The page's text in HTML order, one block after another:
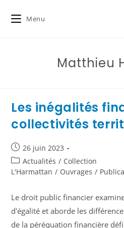
Menu
Matthieu
Les inégalités
collectivités
26 juin 2023
Actualités / Collection
L'Harmattan / Ouvrages /
Le droit public financier
d'égalité et aborde les
de la péréquation financière